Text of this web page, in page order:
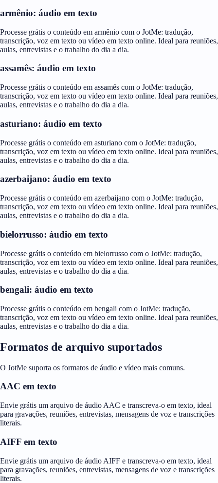
armênio: áudio em texto
Processe grátis o conteúdo em armênio com o JotMe: tradução,
transcrição, voz em texto ou vídeo em texto online. Ideal para reuniões,
aulas, entrevistas e o trabalho do dia a dia.
assamês: áudio em texto
Processe grátis o conteúdo em assamês com o JotMe: tradução,
transcrição, voz em texto ou vídeo em texto online. Ideal para reuniões,
aulas, entrevistas e o trabalho do dia a dia.
asturiano: áudio em texto
Processe grátis o conteúdo em asturiano com o JotMe: tradução,
transcrição, voz em texto ou vídeo em texto online. Ideal para reuniões,
aulas, entrevistas e o trabalho do dia a dia.
azerbaijano: áudio em texto
Processe grátis o conteúdo em azerbaijano com o JotMe: tradução,
transcrição, voz em texto ou vídeo em texto online. Ideal para reuniões,
aulas, entrevistas e o trabalho do dia a dia.
bielorrusso: áudio em texto
Processe grátis o conteúdo em bielorrusso com o JotMe: tradução,
transcrição, voz em texto ou vídeo em texto online. Ideal para reuniões,
aulas, entrevistas e o trabalho do dia a dia.
bengali: áudio em texto
Processe grátis o conteúdo em bengali com o JotMe: tradução,
transcrição, voz em texto ou vídeo em texto online. Ideal para reuniões,
aulas, entrevistas e o trabalho do dia a dia.
Formatos de arquivo suportados
O JotMe suporta os formatos de áudio e vídeo mais comuns.
AAC em texto
Envie grátis um arquivo de áudio AAC e transcreva-o em texto, ideal
para gravações, reuniões, entrevistas, mensagens de voz e transcrições
literais.
AIFF em texto
Envie grátis um arquivo de áudio AIFF e transcreva-o em texto, ideal
para gravações, reuniões, entrevistas, mensagens de voz e transcrições
literais.